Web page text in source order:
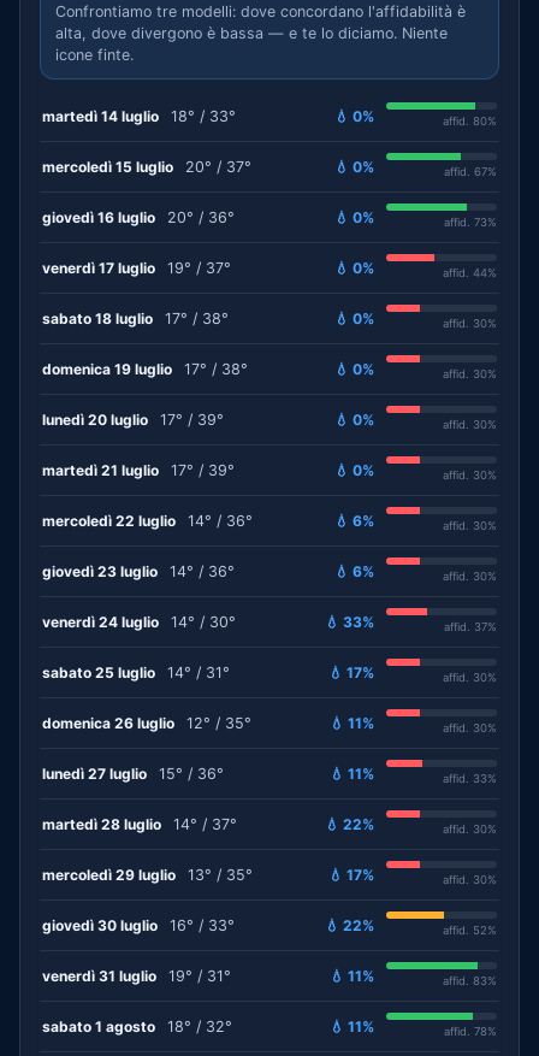
Confrontiamo tre modelli: dove concordano l'affidabilità è
alta, dove divergono è bassa — e te lo diciamo. Niente
icone finte.
martedì 14 luglio 18° / 33° 💧 0% affid. 80%
mercoledì 15 luglio 20° / 37° 💧 0% affid. 67%
giovedì 16 luglio 20° / 36° 💧 0% affid. 73%
venerdì 17 luglio 19° / 37° 💧 0% affid. 44%
sabato 18 luglio 17° / 38° 💧 0% affid. 30%
domenica 19 luglio 17° / 38° 💧 0% affid. 30%
lunedì 20 luglio 17° / 39° 💧 0% affid. 30%
martedì 21 luglio 17° / 39° 💧 0% affid. 30%
mercoledì 22 luglio 14° / 36° 💧 6% affid. 30%
giovedì 23 luglio 14° / 36° 💧 6% affid. 30%
venerdì 24 luglio 14° / 30° 💧 33% affid. 37%
sabato 25 luglio 14° / 31° 💧 17% affid. 30%
domenica 26 luglio 12° / 35° 💧 11% affid. 30%
lunedì 27 luglio 15° / 36° 💧 11% affid. 33%
martedì 28 luglio 14° / 37° 💧 22% affid. 30%
mercoledì 29 luglio 13° / 35° 💧 17% affid. 30%
giovedì 30 luglio 16° / 33° 💧 22% affid. 52%
venerdì 31 luglio 19° / 31° 💧 11% affid. 83%
sabato 1 agosto 18° / 32° 💧 11% affid. 78%